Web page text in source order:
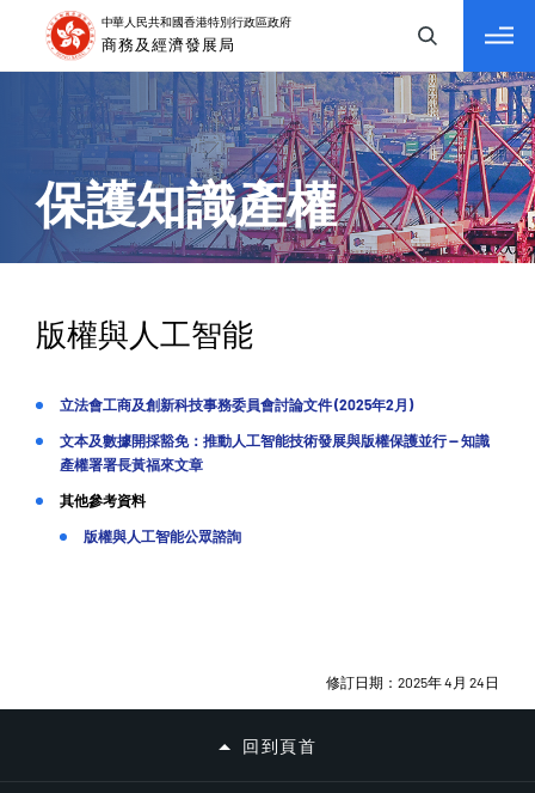
tab to navigate
保護知識產權
版權與人工智能
立法會工商及創新科技事務委員會討論文件 (2025年2月)
文本及數據開採豁免：推動人工智能技術發展與版權保護並行 — 知識
產權署署長黃福來文章
其他參考資料
版權與人工智能公眾諮詢
修訂日期：2025年 4月 24日
回到頁首